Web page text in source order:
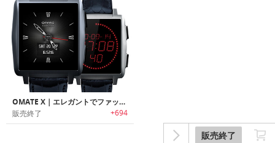
販売終了
OMATE X｜エレガントでファッショナブルなスマートウォッチ
販売終了 +694